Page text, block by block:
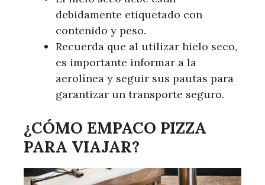
debidamente etiquetado con
contenido y peso.
Recuerda que al utilizar hielo seco,
es importante informar a la
aerolínea y seguir sus pautas para
garantizar un transporte seguro.
¿CÓMO EMPACO PIZZA
PARA VIAJAR?